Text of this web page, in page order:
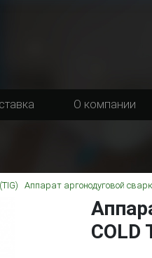
О компании
Аппарат аргонодуговой
COLD